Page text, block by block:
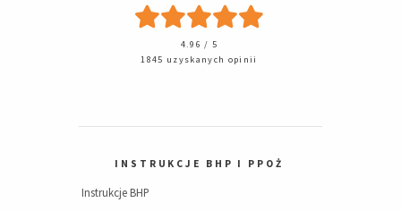
4.96 / 5
1845 uzyskanych opinii
INSTRUKCJE BHP I PPOŻ
Instrukcje BHP